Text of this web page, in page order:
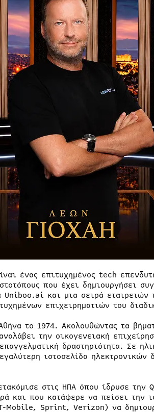
ένας επιτυχημένος tech
που έχει δημιουργήσει
και μια σειρά εταιρειών
επιχειρηματιών του
το 1974. Ακολουθώντας τα
την οικογενειακή
δραστηριότητα. Σε
ιστοσελίδα
στις ΗΠΑ όπου ίδρυσε
και που κατάφερε να πείσει
Mobile, Sprint, Verizon) να